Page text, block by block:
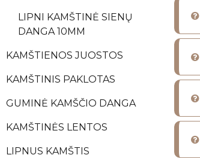
LIPNI KAMŠTINĖ SIENŲ
DANGA 10MM
KAMŠTIENOS JUOSTOS
KAMŠTINIS PAKLOTAS
GUMINĖ KAMŠČIO DANGA
KAMŠTINĖS LENTOS
LIPNUS KAMŠTIS